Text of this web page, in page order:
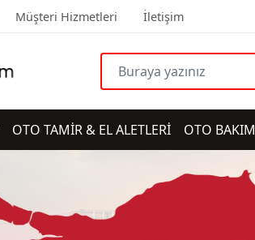
Müşteri Hizmetleri İletişim
OTO TAMİR & EL ALETLERİ OTO BAKIM